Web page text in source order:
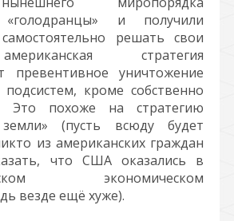
«голодранцы» и получили
решать свои
стратегия
превентивное уничтожение
кроме собственно
Это похоже на стратегию
(пусть всюду будет
из американских граждан
что США оказались в
экономическом
везде ещё хуже).